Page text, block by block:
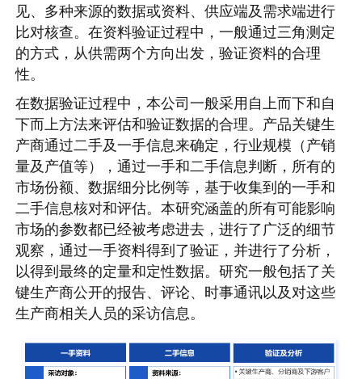
见、多种来源的数据或资料、供应端及需求端进行
比对核查。在资料验证过程中，一般通过三角测定
的方式，从供需两个方向出发，验证资料的合理
性。
在数据验证过程中，本公司一般采用自上而下和自
下而上方法来评估和验证数据的合理。产品关键生
产商通过二手及一手信息来确定，行业规模（产销
量及产值等），通过一手和二手信息判断，所有的
市场份额、数据细分比例等，基于收集到的一手和
二手信息核对和评估。本研究涵盖的所有可能影响
市场的参数都已经被考虑进去，进行了广泛的细节
观察，通过一手资料得到了验证，并进行了分析，
以得到最终的定量和定性数据。研究一般包括了关
键生产商公开的报告、评论、时事通讯以及对这些
生产商相关人员的采访信息。